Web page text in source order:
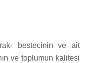
bestecinin ve ait
ve toplumun kalitesi